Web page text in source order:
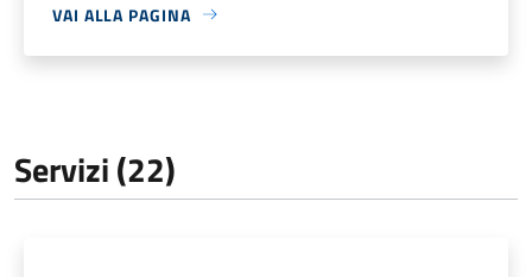
VAI ALLA PAGINA
Servizi (22)